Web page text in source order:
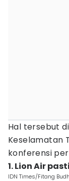
Hal tersebut
Keselamatan
konferensi
1. Lion Air
IDN Times/Fitang